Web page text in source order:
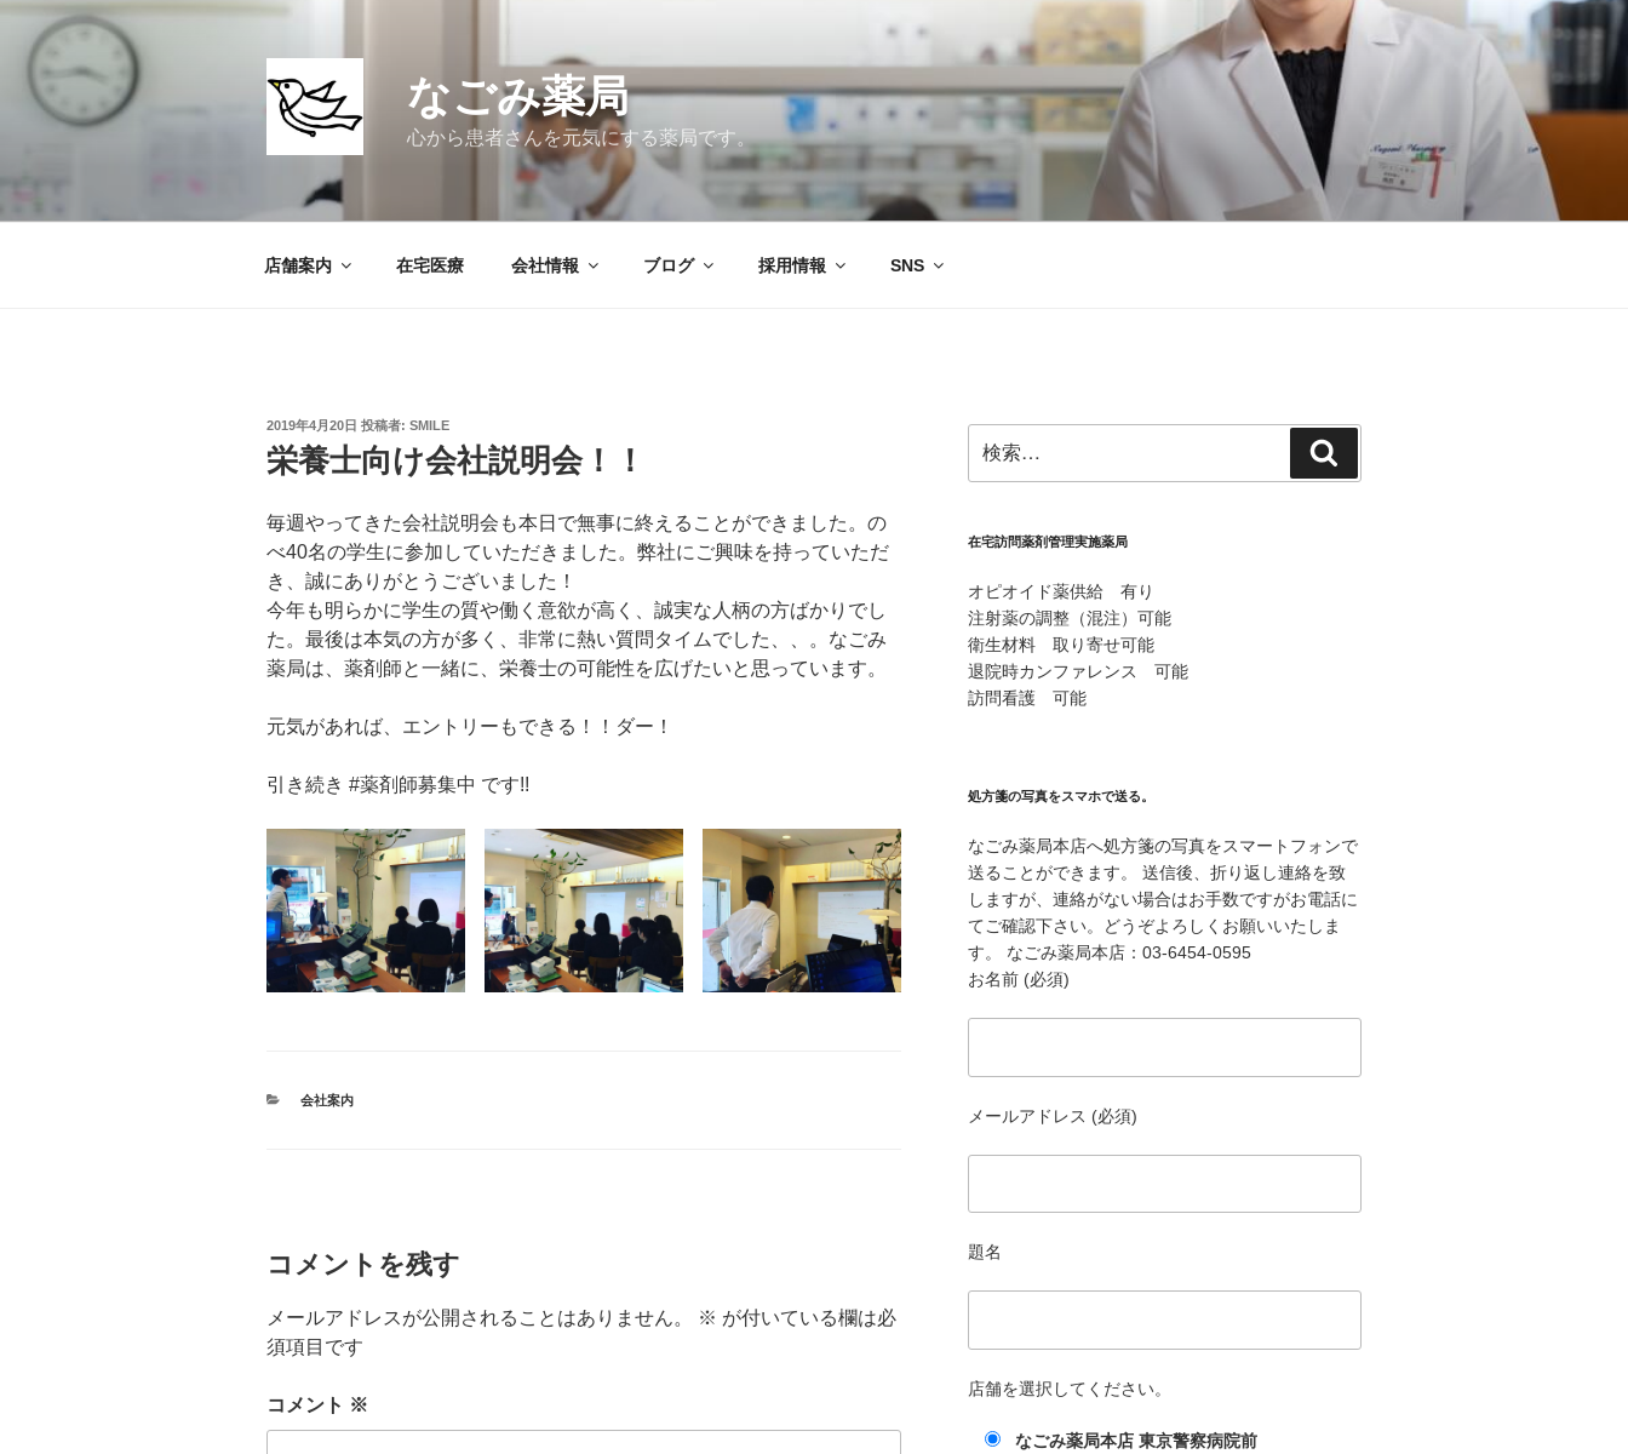
コ
キ
なごみ薬局
心から患者さんを元気にする薬局です。
店舗案内 在宅医療 会社情報 ブログ 採用情報 SNS
投
稿
日:
2019年4月20日 投稿者: SMILE
栄養士向け会社説明会！！
毎週やってきた会社説明会も本日で無事に終えることができました。の
べ40名の学生に参加していただきました。弊社にご興味を持っていただ
き、誠にありがとうございました！
今年も明らかに学生の質や働く意欲が高く、誠実な人柄の方ばかりでし
た。最後は本気の方が多く、非常に熱い質問タイムでした、、。なごみ
薬局は、薬剤師と一緒に、栄養士の可能性を広げたいと思っています。
元気があれば、エントリーもできる！！ダー！
引き続き #薬剤師募集中 です!!
カ
会社案内
コメントを残す
メールアドレスが公開されることはありません。 ※ が付いている欄は必
須項目です
コメント ※
索:
索
在宅訪問薬剤管理実施薬局
オピオイド薬供給 有り
注射薬の調整（混注）可能
衛生材料 取り寄せ可能
退院時カンファレンス 可能
訪問看護 可能
処方箋の写真をスマホで送る。
なごみ薬局本店へ処方箋の写真をスマートフォンで
送ることができます。 送信後、折り返し連絡を致
しますが、連絡がない場合はお手数ですがお電話に
てご確認下さい。どうぞよろしくお願いいたしま
す。 なごみ薬局本店：03-6454-0595
お名前 (必須)
メールアドレス (必須)
題名
店舗を選択してください。
なごみ薬局本店 東京警察病院前